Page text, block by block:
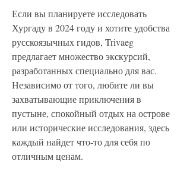
Если вы планируете исследовать
Хургаду в 2024 году и хотите удобства
русскоязычных гидов, Trivaeg
предлагает множество экскурсий,
разработанных специально для вас.
Независимо от того, любите ли вы
захватывающие приключения в
пустыне, спокойный отдых на острове
или исторические исследования, здесь
каждый найдет что-то для себя по
отличным ценам.